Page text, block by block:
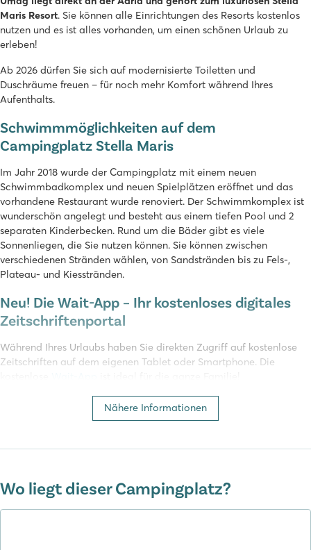
Maris Resort. Sie können alle Einrichtungen des Resorts kostenlos
nutzen und es ist alles vorhanden, um einen schönen Urlaub zu
erleben!
Ab 2026 dürfen Sie sich auf modernisierte Toiletten und
Duschräume freuen – für noch mehr Komfort während Ihres
Aufenthalts.
Schwimmmöglichkeiten auf dem
Campingplatz Stella Maris
Im Jahr 2018 wurde der Campingplatz mit einem neuen
Schwimmbadkomplex und neuen Spielplätzen eröffnet und das
vorhandene Restaurant wurde renoviert. Der Schwimmkomplex ist
wunderschön angelegt und besteht aus einem tiefen Pool und 2
separaten Kinderbecken. Rund um die Bäder gibt es viele
Sonnenliegen, die Sie nutzen können. Sie können zwischen
verschiedenen Stränden wählen, von Sandstränden bis zu Fels-,
Plateau- und Kiesstränden.
Neu! Die Wait-App – Ihr kostenloses digitales
Zeitschriftenportal
Während Ihres Urlaubs haben Sie direkten Zugriff auf kostenlose
Zeitschriften auf dem eigenen Tablet oder Smartphone. Die
Einrichtungen im Stella Maris
Maris ganz sicher nicht langweilen! Freuen Sie sich auf 16
möglich, denn direkt neben dem Campingplatz befindet sich eine
Nähere Informationen
Wo liegt dieser Campingplatz?